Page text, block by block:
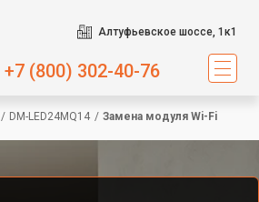
Алтуфьевское шоссе, 1к1
+7 (800) 302-40-76
/ DM-LED24MQ14 / Замена модуля Wi-Fi